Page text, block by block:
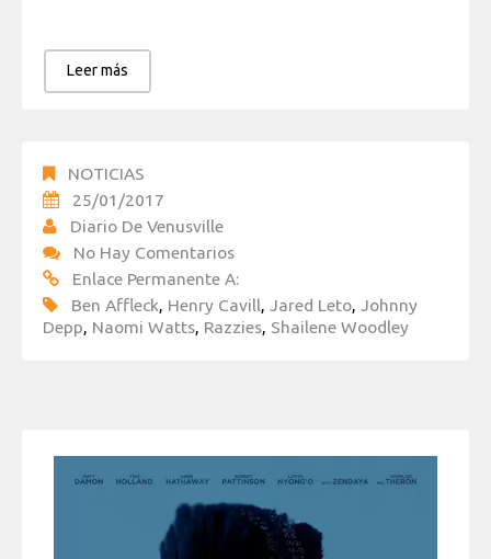
Leer más
NOTICIAS
25/01/2017
Diario De Venusville
No Hay Comentarios
Enlace Permanente A:
Ben Affleck, Henry Cavill, Jared Leto, Johnny
Depp, Naomi Watts, Razzies, Shailene Woodley